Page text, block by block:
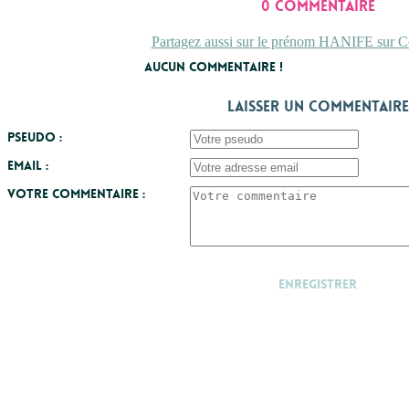
0 commentaire
Partagez aussi sur le prénom HANIFE sur
Aucun commentaire !
Laisser un commentaire
Pseudo :
Email :
Votre commentaire :
Enregistrer